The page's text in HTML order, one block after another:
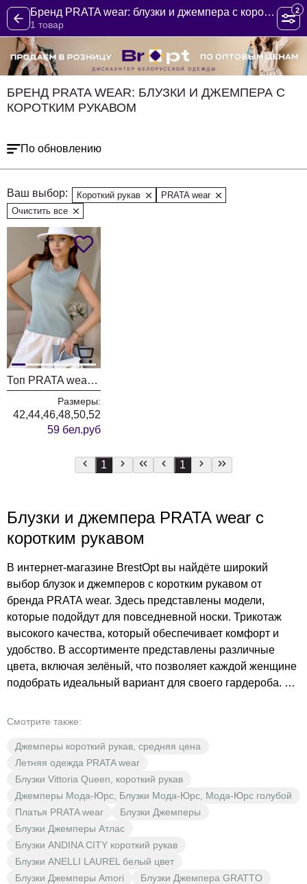
Бренд PRATA wear: блузки и джемпера с коротким рукавом
1 товар
2
БРЕНД PRATA WEAR: БЛУЗКИ И ДЖЕМПЕРА С
КОРОТКИМ РУКАВОМ
По обновлению
Ваш выбор: Короткий рукав
PRATA wear
Очистить все
Топ PRATA wear 005 мятный
Размеры:
42,44,46,48,50,52
59 бел.руб
1 1
Блузки и джемпера PRATA wear с
коротким рукавом
В интернет-магазине BrestOpt вы найдёте широкий
выбор блузок и джемперов с коротким рукавом от
бренда PRATA wear. Здесь представлены модели,
которые подойдут для повседневной носки. Трикотаж
высокого качества, который обеспечивает комфорт и
удобство. В ассортименте представлены различные
цвета, включая зелёный, что позволяет каждой женщине
подобрать идеальный вариант для своего гардероба. В
цене. Не упустите возможность обновить свой гардероб
Смотрите также:
Джемперы короткий рукав, средняя цена
Летняя одежда PRATA wear
Блузки Vittoria Queen, короткий рукав
Джемперы Мода-Юрс, Блузки Мода-Юрс, Мода-Юрс голубой
Платья PRATA wear
Блузки Джемперы
Блузки Джемперы Атлас
Блузки ANDINA CITY короткий рукав
Блузки ANELLI LAUREL белый цвет
Блузки Джемперы Amori
Блузки Джемпера GRATTO